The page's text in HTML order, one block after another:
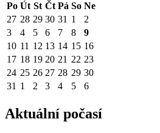
Po Út St Čt Pá So Ne
27 28 29 30 31 1
2
3
4 5 6 7 8
9
10 11 12 13 14 15 16
17 18 19 20 21 22 23
24 25 26 27 28 29 30
31 1 2 3 4 5 6
Aktuální počasí